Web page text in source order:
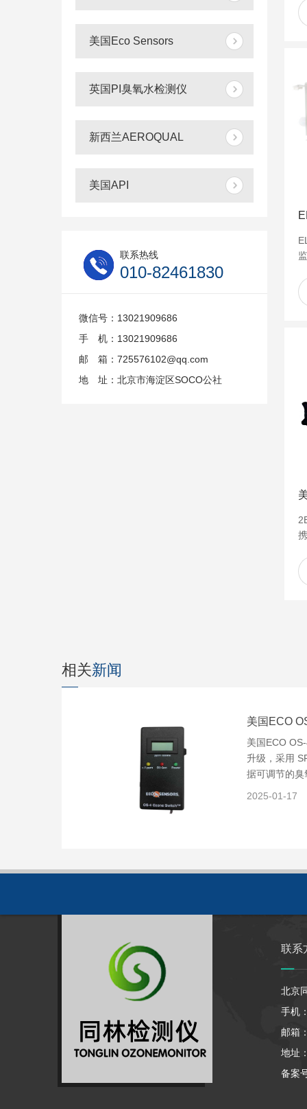
美国Eco Sensors
英国PI臭氧水检测仪
新西兰AEROQUAL
美国API
联系热线
010-82461830
微信号：13021909686
手 机：13021909686
邮 箱：725576102@qq.com
地 址：北京市海淀区SOCO公社
相关新闻
美国ECO
美国ECO
升级，采用
据可调节的
2025-01-17
联系
北京
手机
邮箱
地址
备案